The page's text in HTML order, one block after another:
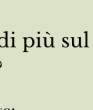
più sul